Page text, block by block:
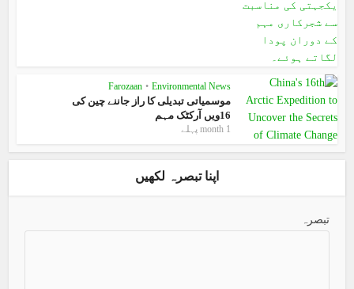
Environmental News
•
Farozaan
موسمیاتی تبدیلی کا راز جاننے چین کی
16ویں آرکٹک مہم
1 month پہلے
اپنا تبصرہ لکھیں
تبصرہ